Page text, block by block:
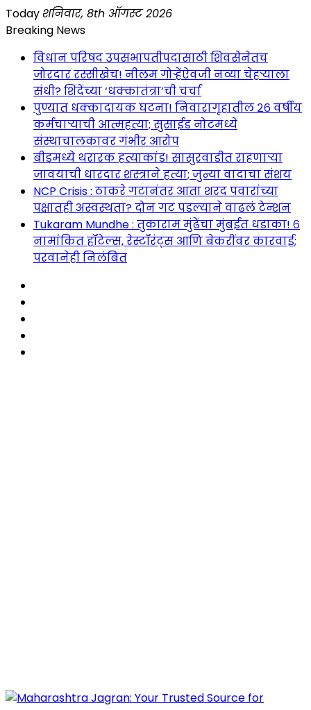
Skip
to
Today शनिवार, 8th ऑगस्ट 2026
Breaking News
विधान परिषद उपसभापतीपदासाठी शिवसेनेतच
जोरदार रस्सीखेच! नीलम गोऱ्हेंऐवजी नव्या चेहऱ्याला
संधी? शिंदेंच्या ‘धक्कातंत्रा’ची चर्चा
पुण्यात धक्कादायक घटना! निवारागृहातील २६ वर्षीय
कर्मचाऱ्याची आत्महत्या; सुसाईड नोटमध्ये
संस्थाचालकावर गंभीर आरोप
बीडमध्ये थरारक हत्याकांड! सासुरवाडीत राहणाऱ्या
जावयाची धारदार शस्त्राने हत्या; जुन्या वादाचा संशय
NCP Crisis : ठाकरे गटानंतर आता शरद पवारांच्या
पक्षातही अस्वस्थता? दोन गट पडल्याने वाढलं टेन्शन
Tukaram Mundhe : तुकाराम मुंढेंचा मुंबईत धडाका! ६
नामांकित हॉटेल्स, रेस्टॉरंट्स आणि बेकरींवर कारवाई;
परवानेही निलंबित